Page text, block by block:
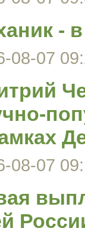
-
08-07
08-07